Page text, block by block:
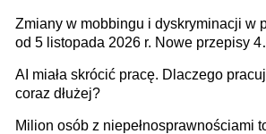
Zmiany w mobbingu i dyskryminacji w
od 5 listopada 2026 r. Nowe przepisy 4
Ustaw
AI miała skrócić pracę. Dlaczego
coraz dłużej?
Milion osób z niepełnosprawnościami